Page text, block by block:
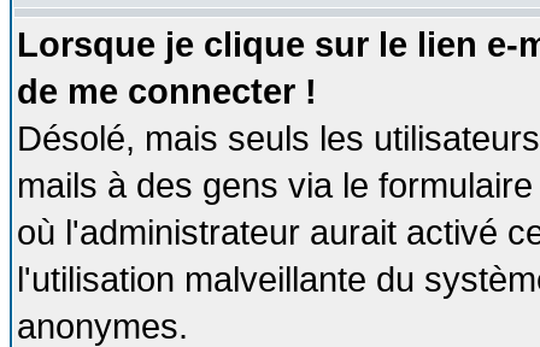
Lorsque je clique sur le lien e-
de me connecter !
Désolé, mais seuls les
mails à des gens via le
où l'administrateur aurait activé
l'utilisation malveillante du
anonymes.